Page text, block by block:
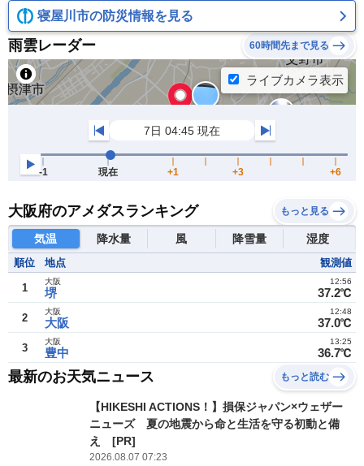
寝屋川市の防災情報を見る
雨雲レーダー 60時間先まで見る
大阪府のアメダスランキング もっと見る
気温 降水量 風 降雪量 湿度
順位 地点 観測値
1 堺
大阪
37.2℃
12:56
2 大阪
大阪
37.0℃
12:48
3 豊中
大阪
36.7℃
13:25
最新のお天気ニュース もっと読む
【HIKESHI ACTIONS！】損保ジャパン×ウェザー
ニューズ 夏の地震から命と生活を守る初動と備
え [PR]
2026.08.07 07:23